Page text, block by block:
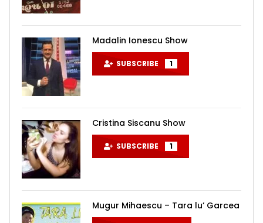
Madalin Ionescu Show
SUBSCRIBE 1
Cristina Siscanu Show
SUBSCRIBE 1
Mugur Mihaescu – Tara lu’ Garcea